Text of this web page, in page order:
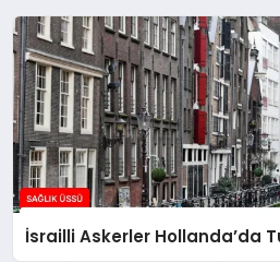
İsrailli Askerler Hollanda’da